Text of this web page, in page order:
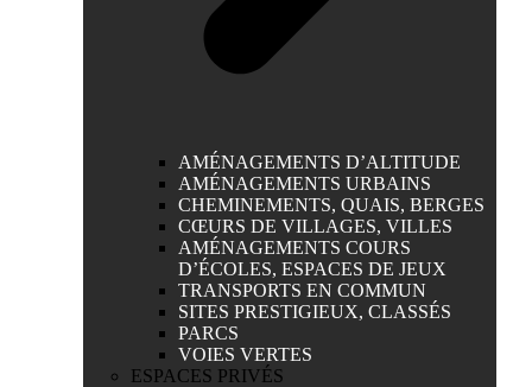
AMÉNAGEMENTS D’ALTITUDE
AMÉNAGEMENTS URBAINS
CHEMINEMENTS, QUAIS, BERGES
CŒURS DE VILLAGES, VILLES
AMÉNAGEMENTS COURS
D’ÉCOLES, ESPACES DE JEUX
TRANSPORTS EN COMMUN
SITES PRESTIGIEUX, CLASSÉS
PARCS
VOIES VERTES
ESPACES PRIVÉS